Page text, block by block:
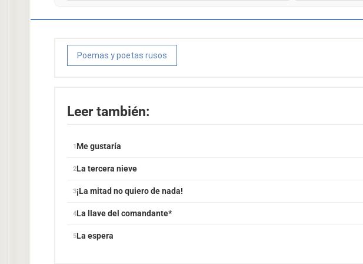
Poemas y poetas rusos
Leer también:
Me gustaría
La tercera nieve
¡La mitad no quiero de nada!
La llave del comandante*
La espera